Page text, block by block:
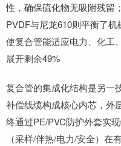
性，确保硫化物无吸附残留
PVDF与尼龙610则平衡了
使复合管能适应电力、化工
展开剩余49%
复合管的集成化结构是另一
补偿线缆构成核心内芯，外
终通过PE/PVC防护外套实
（采样/伴热/电力/安全）在